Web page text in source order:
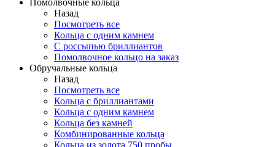
Помолвочные кольца
Назад
Посмотреть все
Кольца с одним камнем
С россыпью бриллиантов
Помолвочное кольцо на заказ
Обручальные кольца
Назад
Посмотреть все
Кольца с бриллиантами
Кольца с одним камнем
Кольца без камней
Комбинированные кольца
Кольца из золота 750 пробы